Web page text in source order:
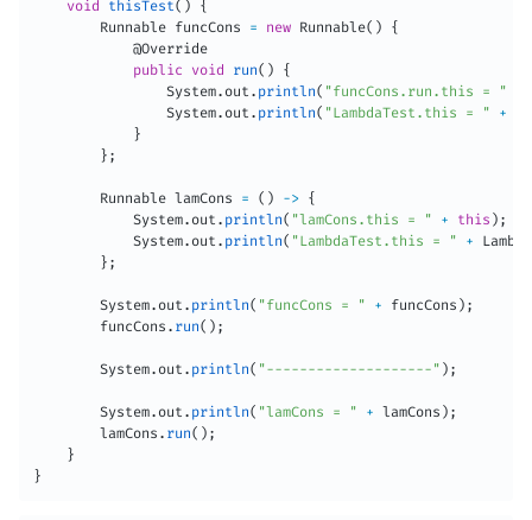
void
thisTest( )
{
Runnable funcCons = new Runnable( )
{
@Override
public
void run( )
{
System. out . println( "funcCons.run.this = "
System. out . println( "LambdaTest.this = " +
}
} ;
Runnable lamCons = ( ) -> {
System. out . println( "lamCons.this = " + this ) ;
System. out . println( "LambdaTest.this = " +
} ;
System. out . println( "funcCons = " + funcCons ) ;
        funcCons
. run( ) ;
System. out . println( "--------------------" ) ;
System. out . println( "lamCons = " + lamCons ) ;
        lamCons
. run( ) ;
}
}